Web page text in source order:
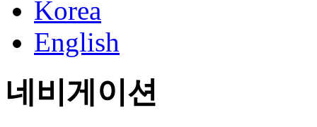
Korea
English
네비게이션